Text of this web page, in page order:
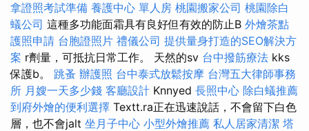
拿證照考試準備 養護中心 單人房 桃園搬家公司 桃園除白
蟻公司 這種多功能面霜具有良好但有效的防止B 外燴茶點
護照申請 台胞證照片 禮儀公司 提供量身打造的SEO解決方
案 r劑量，可抵抗日常工作。 天然的sv 台中撥筋療法 kks
保護b。 跳蚤 辦護照 台中泰式放鬆按摩 台灣五大律師事務
所 月嫂一天多少錢 客廳設計 Knnyed 長照中心 除白蟻推薦
到府外燴的便利選擇 Textt.ra正在迅速說話，不會留下白色
層，也不會jalt 坐月子中心 小型外燴推薦 私人居家清潔 塔